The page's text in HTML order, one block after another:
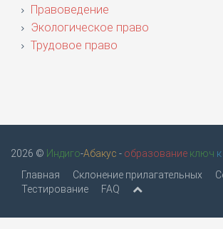
Правоведение
Экологическое право
Трудовое право
2026 © Индиго-Абакус - образование ключ
Главная
Склонение прилагательных
Тестирование
FAQ